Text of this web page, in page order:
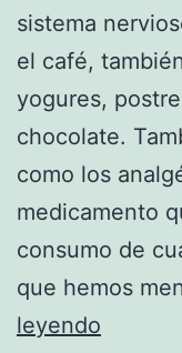
sistema
el café,
yogures,
chocolate.
como los
medicamento
consumo de
que hemos
leyendo